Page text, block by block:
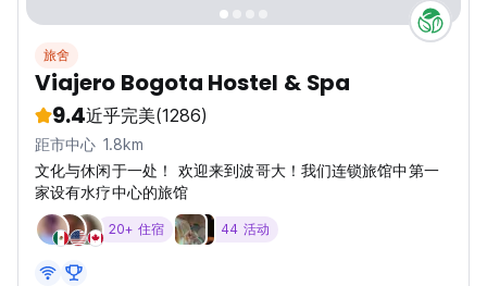
旅舍
Viajero Bogota Hostel & Spa
9.4近乎完美(1286)
距市中心 1.8km
文化与休闲于一处！ 欢迎来到波哥大！我们连锁旅馆中第一
家设有水疗中心的旅馆
20+ 住宿 44 活动